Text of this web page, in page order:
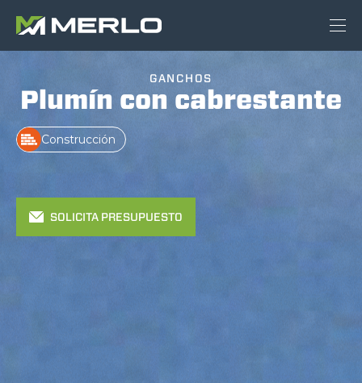
GANCHOS
Plumín con cabrestante
Construcción
SOLICITA PRESUPUESTO